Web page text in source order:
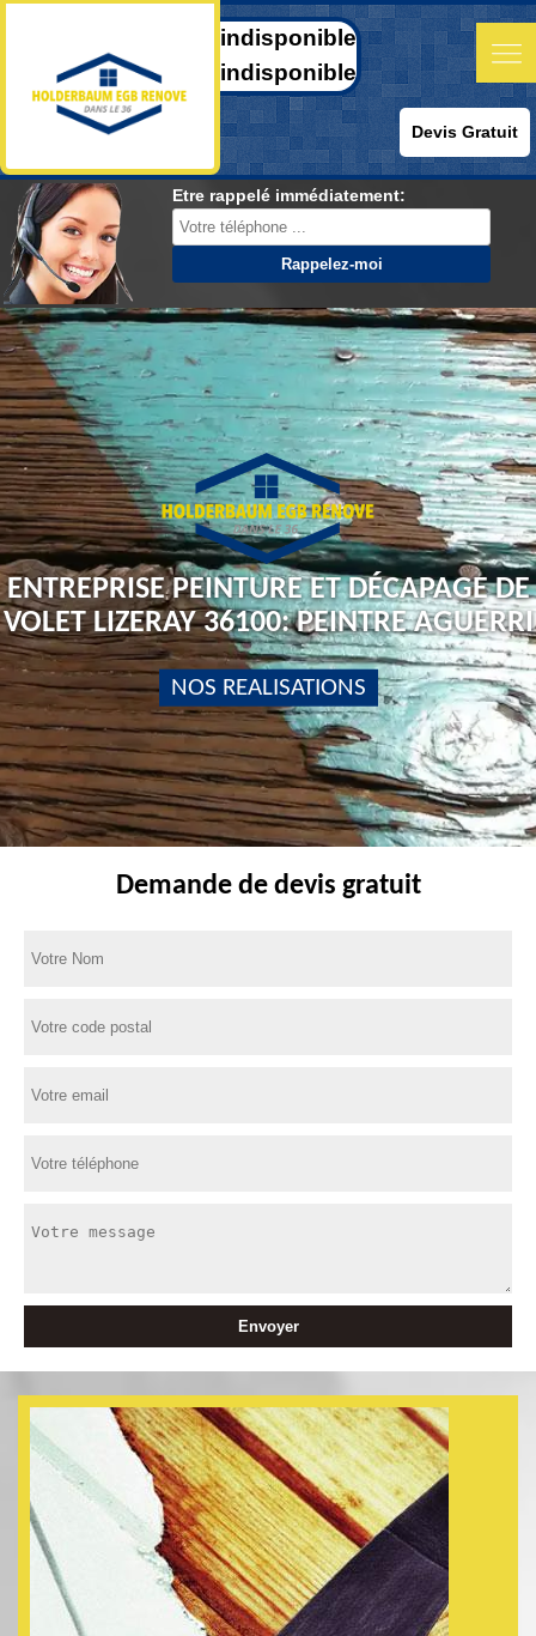
indisponible
indisponible
Devis Gratuit
Etre rappelé immédiatement:
ENTREPRISE PEINTURE ET DÉCAPAGE DE
VOLET LIZERAY 36100: PEINTRE AGUERRI
NOS REALISATIONS
Demande de devis gratuit